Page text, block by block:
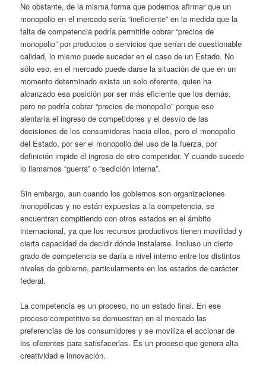
No obstante, de la misma forma que podemos afirmar que un
monopolio en el mercado sería “ineficiente” en la medida que la
falta de competencia podría permitirle cobrar “precios de
monopolio” por productos o servicios que serían de cuestionable
calidad, lo mismo puede suceder en el caso de un Estado. No
sólo eso, en el mercado puede darse la situación de que en un
momento determinado exista un solo oferente, quien ha
alcanzado esa posición por ser más eficiente que los demás,
pero no podría cobrar “precios de monopolio” porque eso
alentaría el ingreso de competidores y el desvío de las
decisiones de los consumidores hacia ellos, pero el monopolio
del Estado, por ser el monopolio del uso de la fuerza, por
definición impide el ingreso de otro competidor. Y cuando sucede
lo llamamos “guerra” o “sedición interna”.
Sin embargo, aun cuando los gobiernos son organizaciones
monopólicas y no están expuestas a la competencia, se
encuentran compitiendo con otros estados en el ámbito
internacional, ya que los recursos productivos tienen movilidad y
cierta capacidad de decidir dónde instalarse. Incluso un cierto
grado de competencia se daría a nivel interno entre los distintos
niveles de gobierno, particularmente en los estados de carácter
federal.
La competencia es un proceso, no un estado final. En ese
proceso competitivo se demuestran en el mercado las
preferencias de los consumidores y se moviliza el accionar de
los oferentes para satisfacerlas. Es un proceso que genera alta
creatividad e innovación.